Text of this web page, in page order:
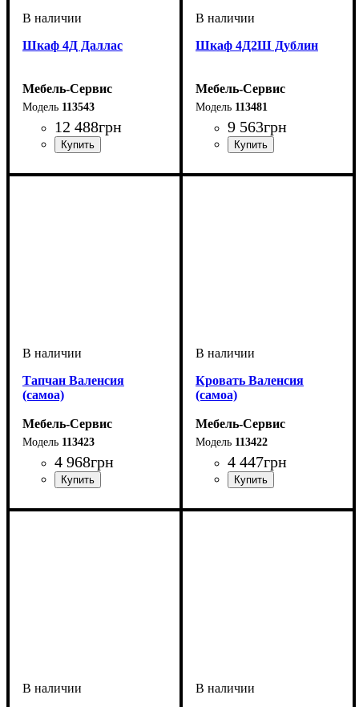
Шкаф 4Д Даллас
Мебель-Сервис
113543
12 488грн
Шкаф 4Д2Ш Дублин
Мебель-Сервис
113481
9 563грн
Тапчан Валенсия
(самоа)
Мебель-Сервис
113423
4 968грн
Кровать Валенсия
(самоа)
Мебель-Сервис
113422
4 447грн